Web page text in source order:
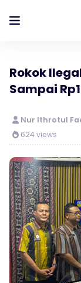
Rokok
Sampai
Nur Ithrotul
624 views